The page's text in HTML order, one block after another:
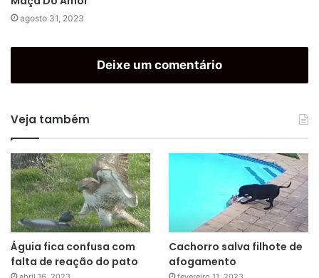
agosto 31, 2023
Deixe um comentário
Veja também
Águia fica confusa com
falta de reação do pato
Cachorro salva filhote de
afogamento